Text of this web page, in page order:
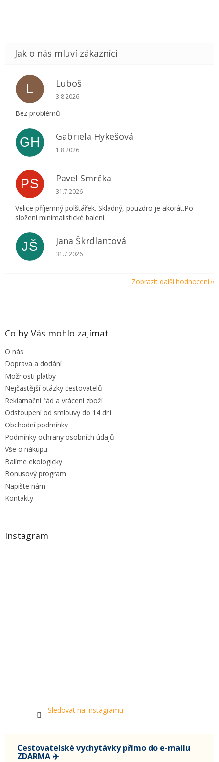
L Luboš
Hodnocení obchodu je 5 z 5 hvězdiček.
3.8.2026
Bez problémů
GH Gabriela Hykešová
Hodnocení obchodu je 5 z 5 hvězdiček.
1.8.2026
PS Pavel Smrčka
Hodnocení obchodu je 5 z 5 hvězdiček.
31.7.2026
Velice příjemný polštářek. Skladný, pouzdro je akorát.Po
složení minimalistické balení.
JŠ Jana Škrdlantová
Hodnocení obchodu je 5 z 5 hvězdiček.
31.7.2026
Zobrazit další hodnocení
Z
Co by Vás mohlo zajímat
O nás
Doprava a dodání
Možnosti platby
Nejčastější otázky cestovatelů
Reklamační řád a vrácení zboží
Odstoupení od smlouvy do 14 dní
Obchodní podmínky
Podmínky ochrany osobních údajů
Vše o nákupu
Balíme ekologicky
Bonusový program
Napište nám
Kontakty
Instagram
Sledovat na Instagramu
Cestovatelské vychytávky přímo do e-mailu
ZDARMA ✈️